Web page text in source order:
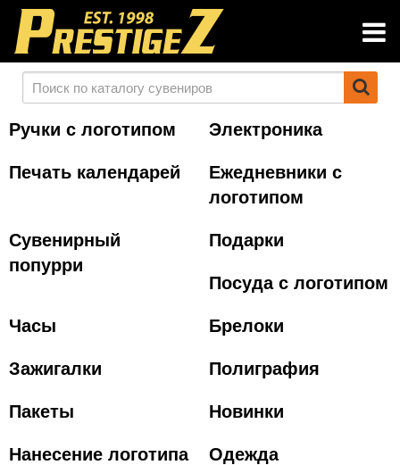
Ручки с логотипом
Электроника
Печать календарей
Ежедневники с
логотипом
Сувенирный
попурри
Подарки
Посуда с логотипом
Часы
Брелоки
Зажигалки
Полиграфия
Пакеты
Новинки
Нанесение логотипа
Одежда